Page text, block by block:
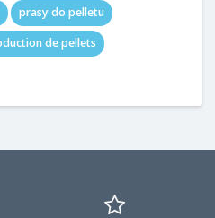
prasy do pelletu
de pellets